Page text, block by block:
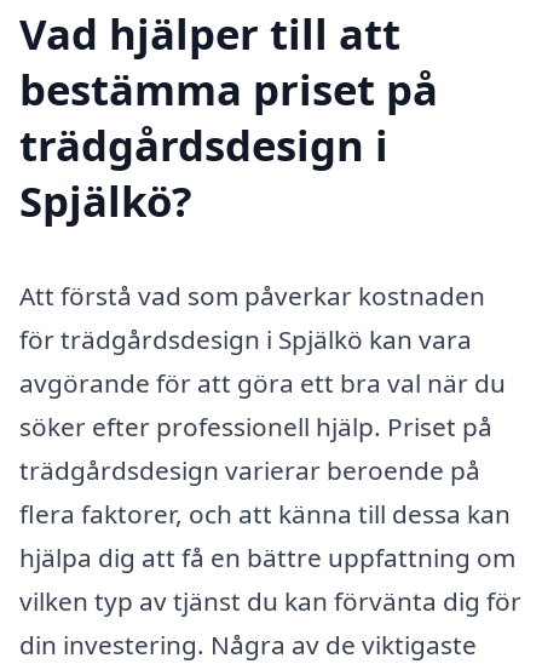
Vad hjälper till att
bestämma priset på
trädgårdsdesign i
Spjälkö?
Att förstå vad som påverkar kostnaden
för trädgårdsdesign i Spjälkö kan vara
avgörande för att göra ett bra val när du
söker efter professionell hjälp. Priset på
trädgårdsdesign varierar beroende på
flera faktorer, och att känna till dessa kan
hjälpa dig att få en bättre uppfattning om
vilken typ av tjänst du kan förvänta dig för
din investering. Några av de viktigaste